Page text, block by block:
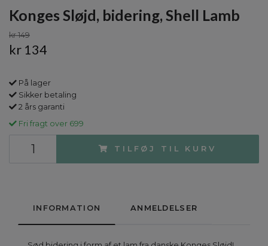
Konges Sløjd, bidering, Shell Lamb
kr 149
kr 134
På lager
Sikker betaling
2 års garanti
Fri fragt over 699
TILFØJ TIL KURV
INFORMATION ANMELDELSER